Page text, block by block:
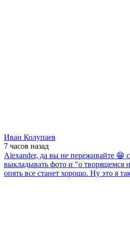
Иван Колупаев
7 часов назад
Alexander, да вы не переживайте 😁
выкладывать фото и "о творящемся
опять все станет хорошо. Ну это я